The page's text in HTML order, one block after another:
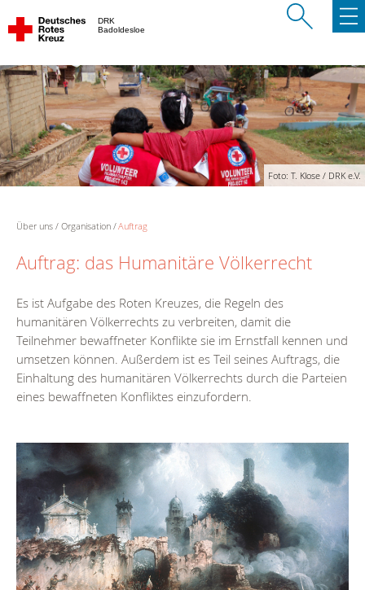
DRK
Badoldesloe
Foto: T. Klose / DRK e.V.
Über uns Organisation Auftrag
Auftrag: das Humanitäre Völkerrecht
Es ist Aufgabe des Roten Kreuzes, die Regeln des
humanitären Völkerrechts zu verbreiten, damit die
Teilnehmer bewaffneter Konflikte sie im Ernstfall kennen und
umsetzen können. Außerdem ist es Teil seines Auftrags, die
Einhaltung des humanitären Völkerrechts durch die Parteien
eines bewaffneten Konfliktes einzufordern.